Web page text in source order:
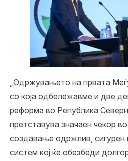
„Одржувањето на првата
со која одбележавме и две
реформа во Република
претставува значаен чекор
создавање одржлив, сигурен
систем кој ќе обезбеди